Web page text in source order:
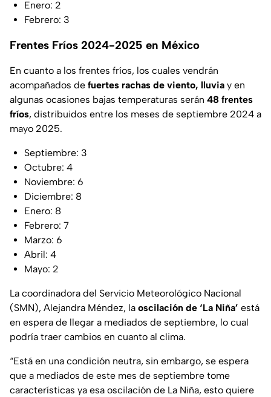
Enero: 2
Febrero: 3
Frentes Fríos 2024-2025 en México
En cuanto a los frentes fríos, los cuales vendrán
acompañados de fuertes rachas de viento, lluvia y en
algunas ocasiones bajas temperaturas serán 48 frentes
fríos, distribuidos entre los meses de septiembre 2024 a
mayo 2025.
Septiembre: 3
Octubre: 4
Noviembre: 6
Diciembre: 8
Enero: 8
Febrero: 7
Marzo: 6
Abril: 4
Mayo: 2
La coordinadora del Servicio Meteorológico Nacional
(SMN), Alejandra Méndez, la oscilación de ‘La Niña’ está
en espera de llegar a mediados de septiembre, lo cual
podría traer cambios en cuanto al clima.
“Está en una condición neutra, sin embargo, se espera
que a mediados de este mes de septiembre tome
características ya esa oscilación de La Niña, esto quiere